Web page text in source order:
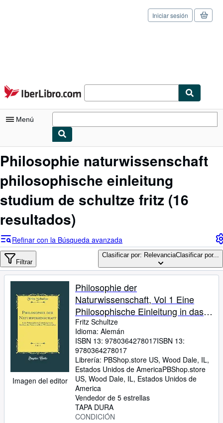
Pasar al contenido principal
IberLibro.com
Iniciar sesión
Menú
Mi cuenta
Consultar mis pedidos
Cerrar sesión
Búsqueda avanzada
Colecciones
Libros antiguos
Arte y coleccionismo
Vendedores
Comenzar a vender
Ayuda
CERRAR
Philosophie naturwissenschaft
philosophische einleitung
studium de schultze fritz (16
resultados)
Refinar con la Búsqueda avanzada
Filtrar
Clasificar por: RelevanciaClasificar por...
Imagen del editor
Philosophie der
Naturwissenschaft, Vol 1 Eine
Philosophische Einleitung in das
Studium der Natur und Ihrer
Wissenschaften Classic Reprint
Fritz Schultze
Idioma: Alemán
ISBN 13: 9780364278017ISBN 13:
9780364278017
Librería: PBShop.store US, Wood Dale, IL,
Estados Unidos de AmericaPBShop.store
US, Wood Dale, IL, Estados Unidos de
America
Vendedor de 5 estrellas
TAPA DURA
CONDICIÓN